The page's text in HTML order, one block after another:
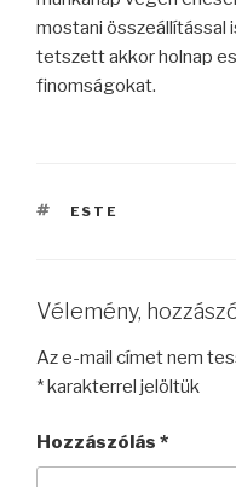
mostani összeállítással
tetszett akkor holnap
finomságokat.
CÍMKÉK
ESTE
Vélemény,
Az e-mail címet nem
*karakterrel jelöltük
Hozzászólás *